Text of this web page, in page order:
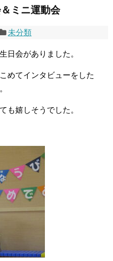
ミニ運動会
未分類
日会がありました。
めてインタビューをした
も嬉しそうでした。